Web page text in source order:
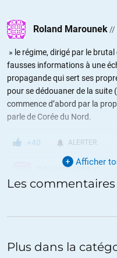
Roland Marounek //
» le régime, dirigé par le
fausses informations à une
propagande qui sert ses
pour se dédouaner de la suite
commence d’abord par la
parle de Corée du Nord.
+40 ALERTER
BOUYSSIERE G
+8 ALERTER
Afficher
Les
Plus dans la